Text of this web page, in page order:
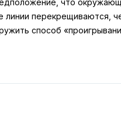
что
перекрещиваются,
способ